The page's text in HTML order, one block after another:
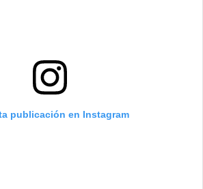
publicación en Instagram